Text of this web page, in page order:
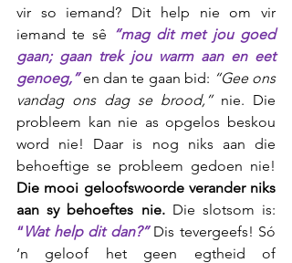
vir so iemand? Dit help nie om vir
iemand te sê “mag dit met jou goed
gaan; gaan trek jou warm aan en eet
genoeg,” en dan te gaan bid: “Gee ons
vandag ons dag se brood,” nie. Die
probleem kan nie as opgelos beskou
word nie! Daar is nog niks aan die
Die mooi geloofswoorde verander niks
aan sy behoeftes nie.
“Wat help dit dan?” Dis tevergeefs! Só
‘n geloof het geen egtheid of